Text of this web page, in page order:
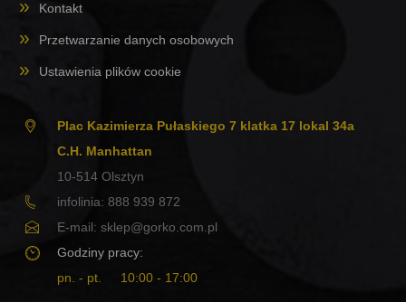
Kontakt
Przetwarzanie danych osobowych
Ustawienia plików cookie
Plac Kazimierza Pułaskiego 7 klatka 17 lokal 34a
C.H. Manhattan
10-514 Olsztyn
infolinia: 888 939 872
E-mail: sklep@gorko.com.pl
Godziny pracy:
pn. - pt.
10:00 - 17:00